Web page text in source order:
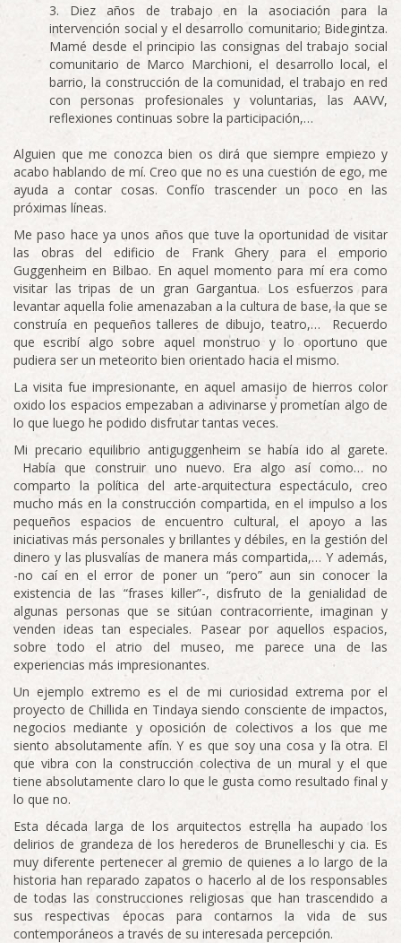
Diez años de trabajo en la asociación para la
intervención social y el desarrollo comunitario; Bidegintza.
Mamé desde el principio las consignas del trabajo social
comunitario de Marco Marchioni, el desarrollo local, el
barrio, la construcción de la comunidad, el trabajo en red
con personas profesionales y voluntarias, las AAVV,
reflexiones continuas sobre la participación,…
Alguien que me conozca bien os dirá que siempre empiezo y
acabo hablando de mí. Creo que no es una cuestión de ego, me
ayuda a contar cosas. Confío trascender un poco en las
próximas líneas.
Me paso hace ya unos años que tuve la oportunidad de visitar
las obras del edificio de Frank Ghery para el emporio
Guggenheim en Bilbao. En aquel momento para mí era como
visitar las tripas de un gran Gargantua. Los esfuerzos para
levantar aquella folie amenazaban a la cultura de base, la que se
construía en pequeños talleres de dibujo, teatro,… Recuerdo
que escribí algo sobre aquel monstruo y lo oportuno que
pudiera ser un meteorito bien orientado hacia el mismo.
La visita fue impresionante, en aquel amasijo de hierros color
oxido los espacios empezaban a adivinarse y prometían algo de
lo que luego he podido disfrutar tantas veces.
Mi precario equilibrio antiguggenheim se había ido al garete.
Había que construir uno nuevo. Era algo así como… no
comparto la política del arte-arquitectura espectáculo, creo
mucho más en la construcción compartida, en el impulso a los
pequeños espacios de encuentro cultural, el apoyo a las
iniciativas más personales y brillantes y débiles, en la gestión del
dinero y las plusvalías de manera más compartida,… Y además,
-no caí en el error de poner un “pero” aun sin conocer la
existencia de las “frases killer”-, disfruto de la genialidad de
algunas personas que se sitúan contracorriente, imaginan y
venden ideas tan especiales. Pasear por aquellos espacios,
sobre todo el atrio del museo, me parece una de las
experiencias más impresionantes.
Un ejemplo extremo es el de mi curiosidad extrema por el
proyecto de Chillida en Tindaya siendo consciente de impactos,
negocios mediante y oposición de colectivos a los que me
siento absolutamente afín. Y es que soy una cosa y la otra. El
que vibra con la construcción colectiva de un mural y el que
tiene absolutamente claro lo que le gusta como resultado final y
lo que no.
Esta década larga de los arquitectos estrella ha aupado los
delirios de grandeza de los herederos de Brunelleschi y cia. Es
muy diferente pertenecer al gremio de quienes a lo largo de la
historia han reparado zapatos o hacerlo al de los responsables
de todas las construcciones religiosas que han trascendido a
sus respectivas épocas para contarnos la vida de sus
contemporáneos a través de su interesada percepción.